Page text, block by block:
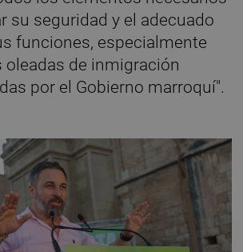
su seguridad y el adecuado
funciones, especialmente
oleadas de inmigración
por el Gobierno marroquí".